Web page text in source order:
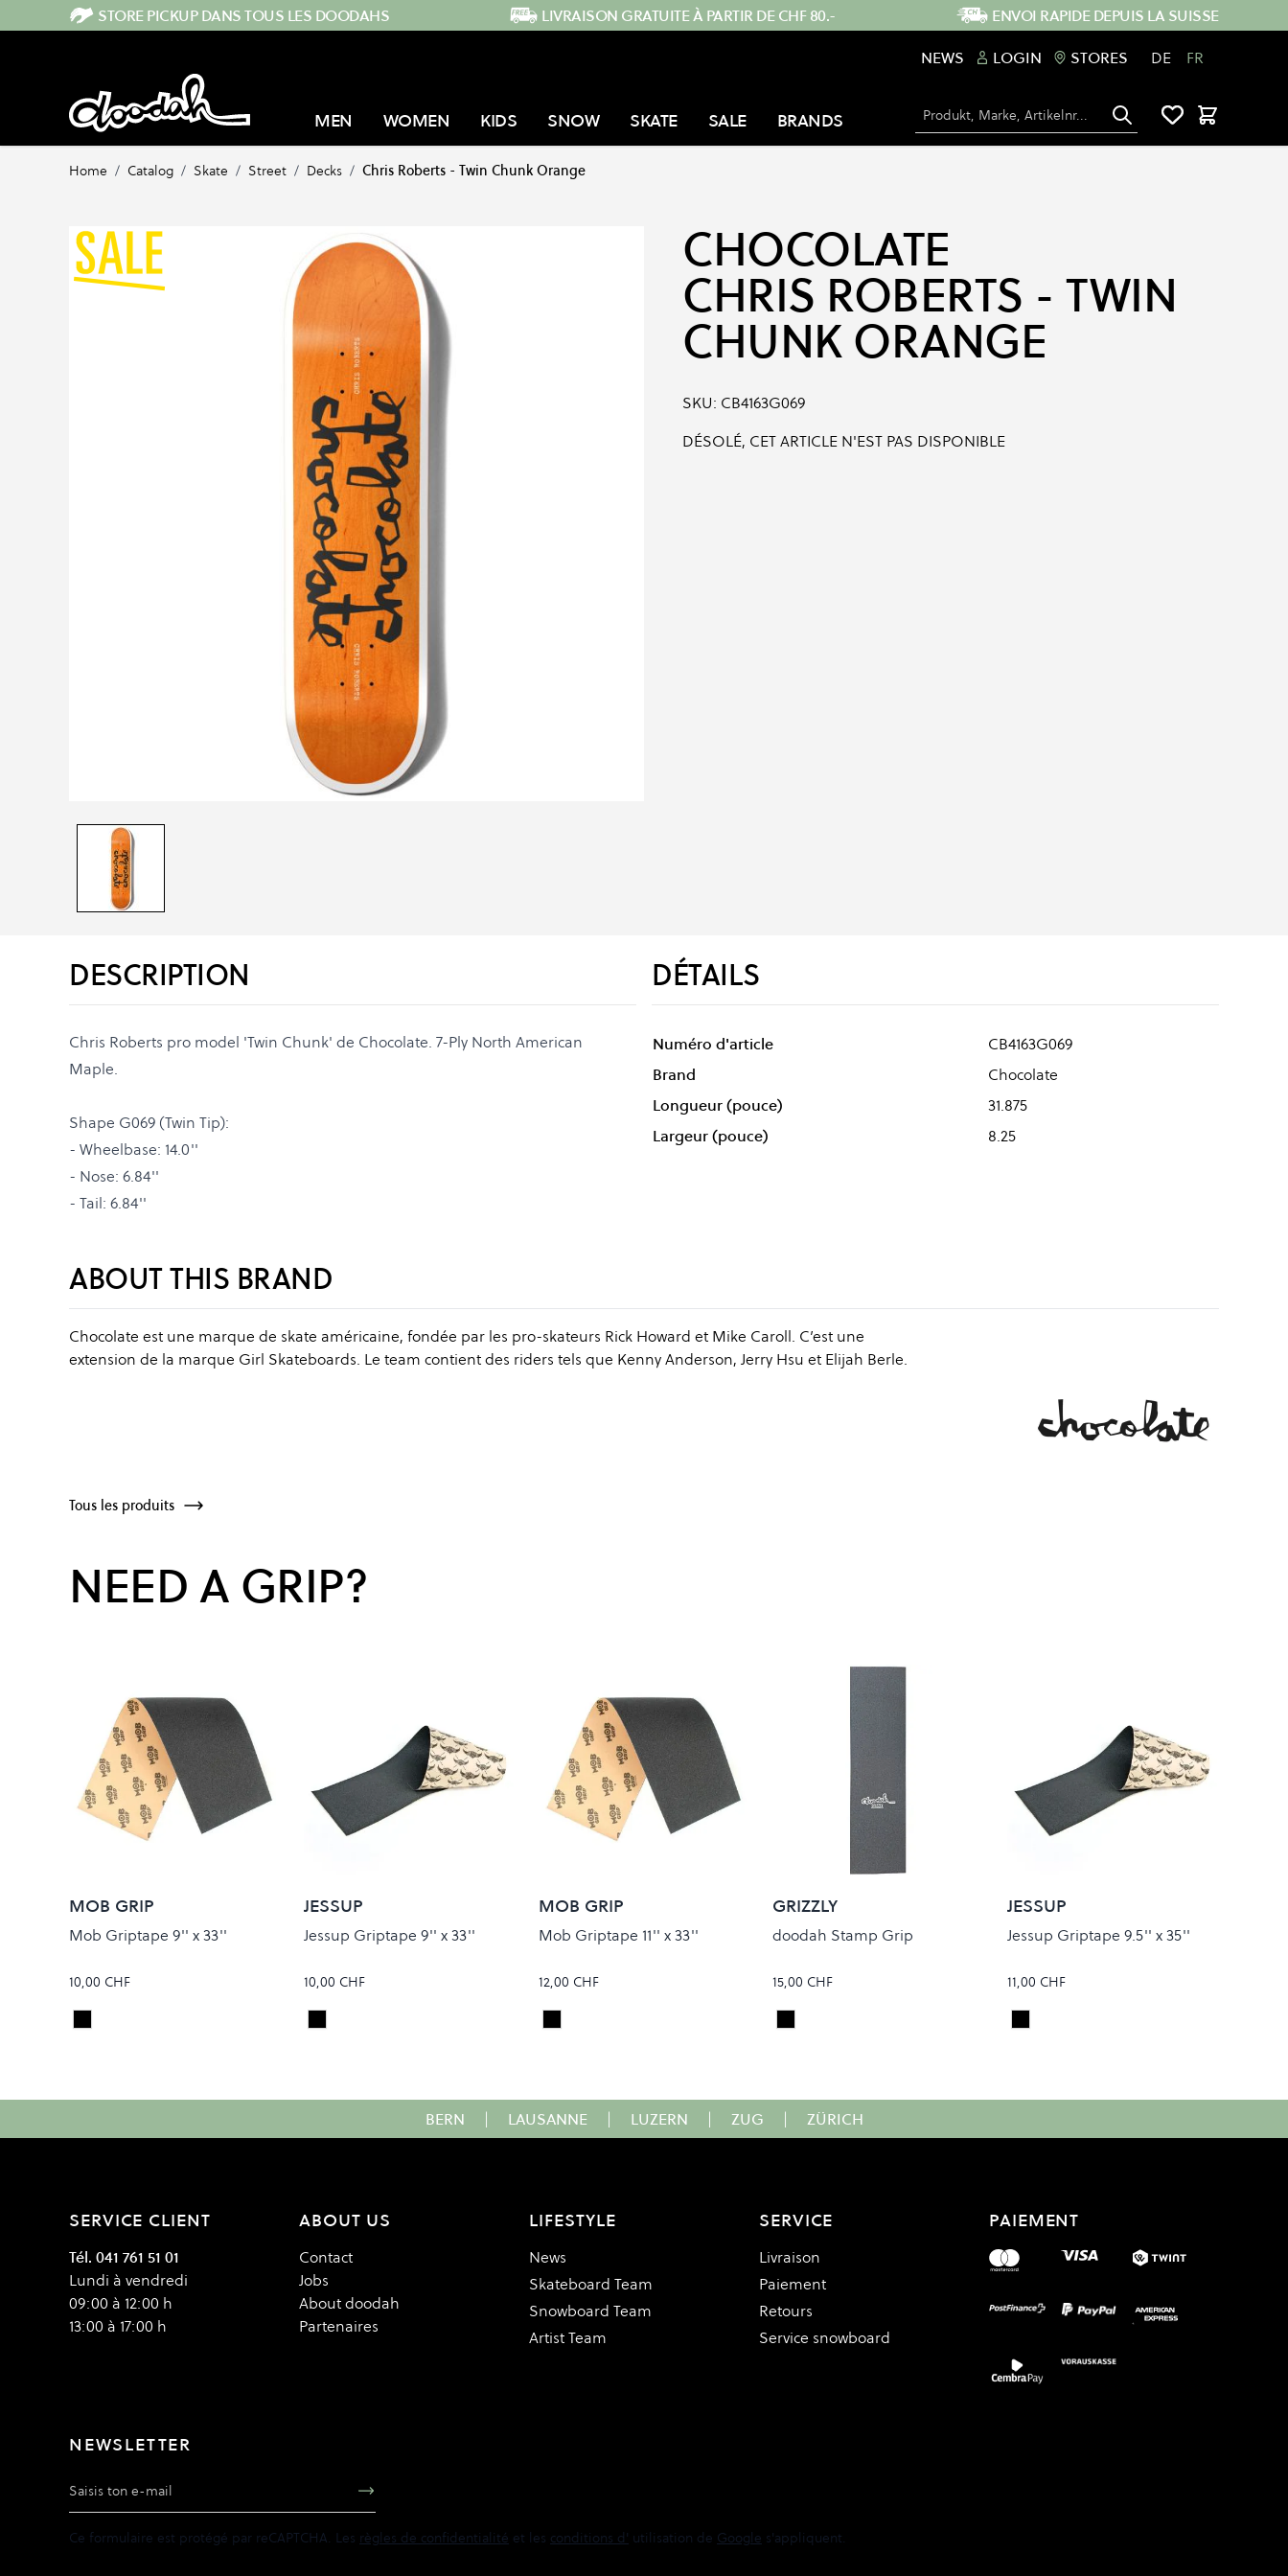
Skip to ContentSTORE PICKUP DANS TOUS LES DOODAHS LIVRAISON GRATUITE À PARTIR DE CHF 80.-
ENVOI RAPIDE DEPUIS LA SUISSE
NEWS
LOGIN STORES DE FR
MEN WOMEN KIDS SNOW SKATE SALE BRANDS Chercher Panier
Home / Catalog / Skate / Street / Decks / Chris Roberts - Twin Chunk Orange
CHOCOLATE
CHRIS ROBERTS - TWIN
CHUNK ORANGE
SKU: CB4163G069
DÉSOLÉ, CET ARTICLE N'EST PAS DISPONIBLE
DESCRIPTION
Chris Roberts pro model 'Twin Chunk' de Chocolate. 7-Ply North American
Maple.
Shape G069 (Twin Tip):
- Wheelbase: 14.0''
- Nose: 6.84''
- Tail: 6.84''
DÉTAILS
Numéro d'article
CB4163G069
Brand
Chocolate
Longueur (pouce)
31.875
Largeur (pouce)
8.25
ABOUT THIS BRAND
Chocolate est une marque de skate américaine, fondée par les pro-skateurs Rick Howard et Mike Caroll. C’est une
extension de la marque Girl Skateboards. Le team contient des riders tels que Kenny Anderson, Jerry Hsu et Elijah Berle.
Tous les produits
NEED A GRIP?
MOB GRIP
Mob Griptape 9'' x 33''
10,00 CHF
Colour
Black
JESSUP
Jessup Griptape 9'' x 33''
10,00 CHF
Colour
Black
MOB GRIP
Mob Griptape 11'' x 33''
12,00 CHF
Colour
Black
GRIZZLY
doodah Stamp Grip
15,00 CHF
Colour
Black
JESSUP
Jessup Griptape 9.5'' x 35''
11,00 CHF
Colour
Black
BERN | LAUSANNE | LUZERN | ZUG | ZÜRICH
SERVICE CLIENT
Tél. 041 761 51 01
Lundi à vendredi
09:00 à 12:00 h
13:00 à 17:00 h
ABOUT US
Contact
Jobs
About doodah
Partenaires
LIFESTYLE
News
Skateboard Team
Snowboard Team
Artist Team
SERVICE
Livraison
Paiement
Retours
Service snowboard
PAIEMENT
NEWSLETTER
Adresse e-mail
Ce formulaire est protégé par reCAPTCHA. Les règles de confidentialité et les conditions d' utilisation de Google s'appliquent.